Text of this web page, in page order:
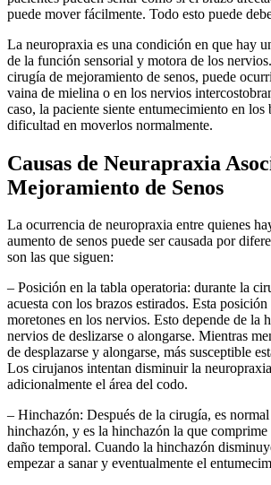
puede mover fácilmente. Todo esto puede
La neuropraxia es una condición en que hay
de la función sensorial y motora de los
cirugía de mejoramiento de senos, puede
vaina de mielina o en los nervios
caso, la paciente siente entumecimiento en los
dificultad en moverlos normalmente.
Causas de Neurapraxia
Mejoramiento de Senos
La ocurrencia de neuropraxia entre quienes
aumento de senos puede ser causada por
son las que siguen:
– Posición en la tabla operatoria: durante la
acuesta con los brazos estirados. Esta
moretones en los nervios. Esto depende de la
nervios de deslizarse o alongarse. Mientras
de desplazarse y alongarse, más susceptible
Los cirujanos intentan disminuir la
adicionalmente el área del codo.
– Hinchazón: Después de la cirugía, es
hinchazón, y es la hinchazón la que
daño temporal. Cuando la hinchazón
empezar a sanar y eventualmente el